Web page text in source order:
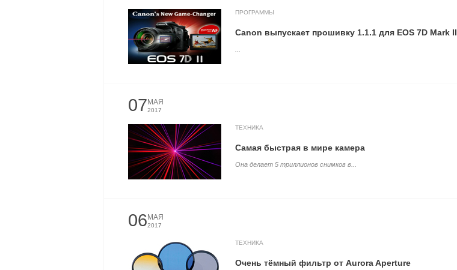
ПРОГРАММЫ
Canon выпускает прошивку 1.1.1 для EOS 7D Mark II
07 МАЯ
2017
ТЕХНИКА
Самая быстрая в мире камера
Она делает 5 триллионов снимков в...
06 МАЯ
2017
ТЕХНИКА
Очень тёмный фильтр от Aurora Aperture